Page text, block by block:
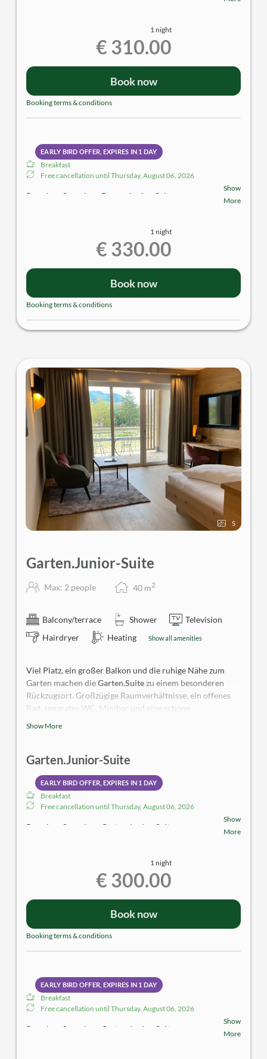
Holz- und Steinböden | großer Balkon mit herrlichem
mit Dusche | separates WC | Klimatisierung mittels
Kühldecke | TV | Sitzecke | Zimmersafe | Minibar
1 night
€ 310.00
Book now
Booking terms & conditions
EARLY BIRD OFFER, EXPIRES IN 1 DAY
Breakfast
Free cancellation until Thursday, August 06, 2026
Premium Superior - Donau.Junior-Suite
Holz- und Steinböden | großer Balkon mit herrlichem
mit Dusche | separates WC | Klimatisierung mittels
Kühldecke | TV | Sitzecke | Zimmersafe | Minibar
Show
More
1 night
€ 330.00
Book now
Booking terms & conditions
5
Garten.Junior-Suite
Max: 2 people 40 m2
Balcony/terrace Shower
Television
Hairdryer
Heating Show all amenities
Viel Platz, ein großer Balkon und die ruhige Nähe zum
Garten machen dieGarten.Suitezu einem besonderen
Rückzugsort. Großzügige Raumverhältnisse, ein offenes
Bad, separates WC, Minibar und eine schöne
Show More
Garten.Junior-Suite
EARLY BIRD OFFER, EXPIRES IN 1 DAY
Breakfast
Free cancellation until Thursday, August 06, 2026
Premium Superior - Garten.Junior-Suite
Holz- und Steinböden | großer Balkon mit herrlichem
Schrankraum | Badezimmer mit Dusche | separates
WC | Klimatisierung mittels Kühldecke | TV | Sitzecke
| Zimmersafe | Minibar
Show
More
1 night
€ 300.00
Book now
Booking terms & conditions
EARLY BIRD OFFER, EXPIRES IN 1 DAY
Breakfast
Free cancellation until Thursday, August 06, 2026
Premium Superior - Garten.Junior-Suite
Show
More